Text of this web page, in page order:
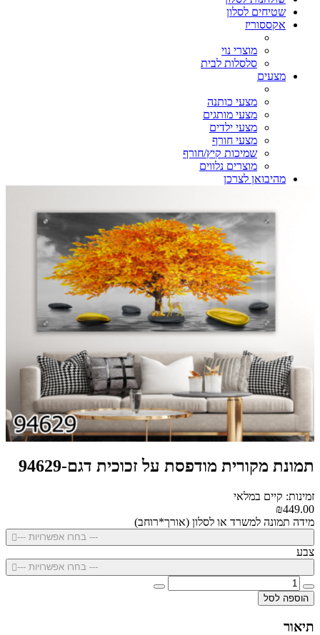
שטיחים לסלון
אקססוריז
מוצרי נוי
סלסלות לבית
מצעים
מצעי כותנה
מצעי מותגים
מצעי ילדים
מצעי חורף
שמיכות קיץ/חורף
מוצרים נלווים
מהיבואן לצרכן
תמונת מקורית מודפסת על זכוכית דגם-94629
זמינות: קיים במלאי
₪449.00
מידה תמונה למשרד או לסלון (אורך*רוחב)
--- בחרו אפשרויות ---
צבע
--- בחרו אפשרויות ---
הוספה לסל
תיאור